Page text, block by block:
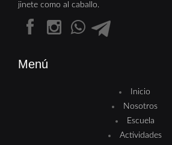
jinete como al caballo.
Menú
Inicio
Nosotros
Escuela
Actividades